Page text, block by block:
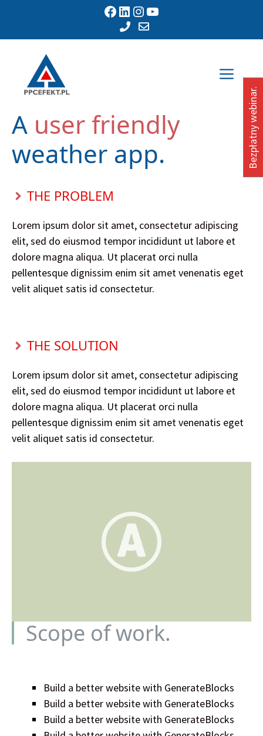
treści
Facebook LinkedIn Instagram YouTube
A user friendly
weather app.
THE PROBLEM
Lorem ipsum dolor sit amet, consectetur adipiscing
elit, sed do eiusmod tempor incididunt ut labore et
dolore magna aliqua. Ut placerat orci nulla
pellentesque dignissim enim sit amet venenatis eget
velit aliquet satis id consectetur.
THE SOLUTION
Lorem ipsum dolor sit amet, consectetur adipiscing
elit, sed do eiusmod tempor incididunt ut labore et
dolore magna aliqua. Ut placerat orci nulla
pellentesque dignissim enim sit amet venenatis eget
velit aliquet satis id consectetur.
Scope of work.
Build a better website with GenerateBlocks
Build a better website with GenerateBlocks
Build a better website with GenerateBlocks
Bezpłatny webinar.